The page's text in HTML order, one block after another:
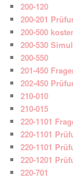
200-120
200-201
200-500
200-530
200-550
201-450
202-450
210-010
210-015
220-1101
220-1101
220-1101
220-1201
220-701